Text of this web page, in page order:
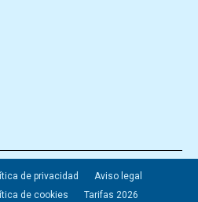
de privacidad
Aviso legal
de cookies
Tarifas 2026